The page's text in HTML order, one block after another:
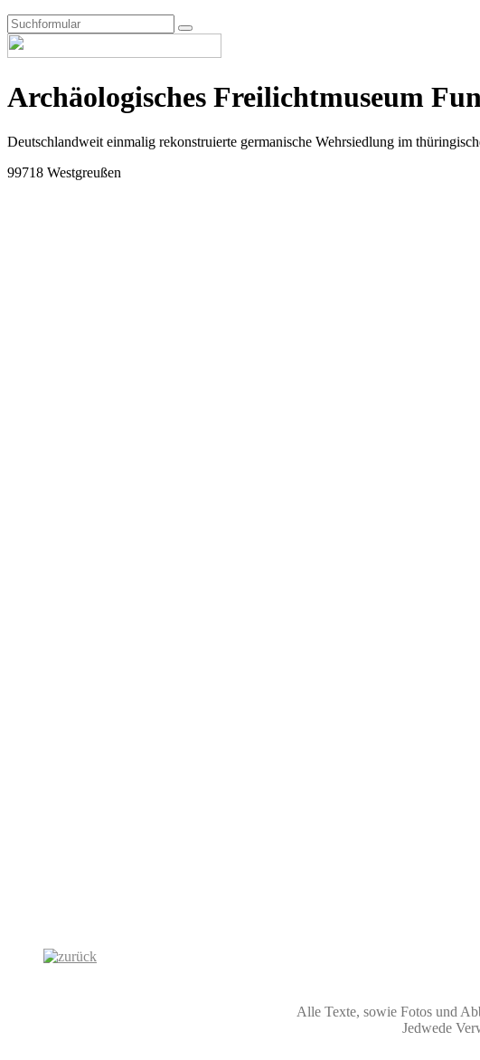
Search
Archäologisches Freilichtmuseum
Deutschlandweit einmalig rekonstruierte germanische Wehrsiedlung im
99718 Westgreußen
Alle Texte, sowie Fotos und
Jedwede